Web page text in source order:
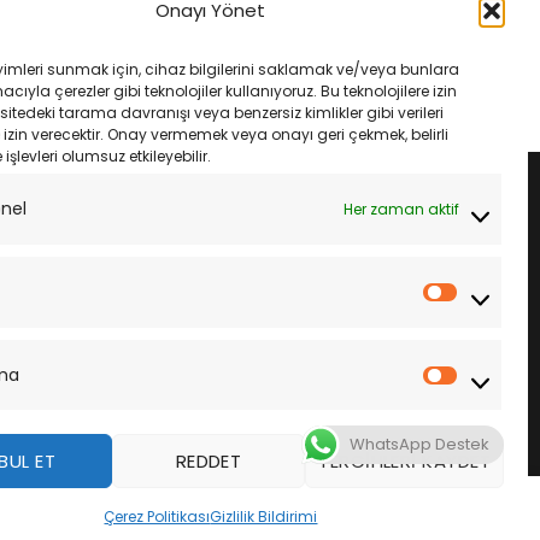
Onayı Yönet
sunmak için, cihaz bilgilerini saklamak ve/veya bunlara
çerezler gibi teknolojiler kullanıyoruz. Bu teknolojilere izin
tarama davranışı veya benzersiz kimlikler gibi verileri
verecektir. Onay vermemek veya onayı geri çekmek, belirli
işlevleri olumsuz etkileyebilir.
Her zaman aktif
İstatistik
ET REDDET TERCIHLERI KAYDET
Çerez PolitikasıGizlilik Bildirimi
Balatası
fiyat: andaki
fiyat:
₺2,250.00.
Ön Fren Balatası
fiyat:
₺1,633.00.
andaki
fiyat:
₺1,535.00.
SEPETE EKLE
DAHA FAZLA BILGI
WhatsApp Destek